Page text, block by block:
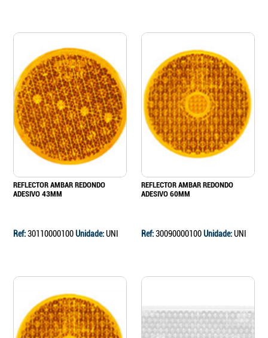
REFLECTOR AMBAR REDONDO
ADESIVO 43MM
Ref:30110000100Unidade:UNI
REFLECTOR AMBAR REDONDO
ADESIVO 60MM
Ref:30090000100Unidade:UNI